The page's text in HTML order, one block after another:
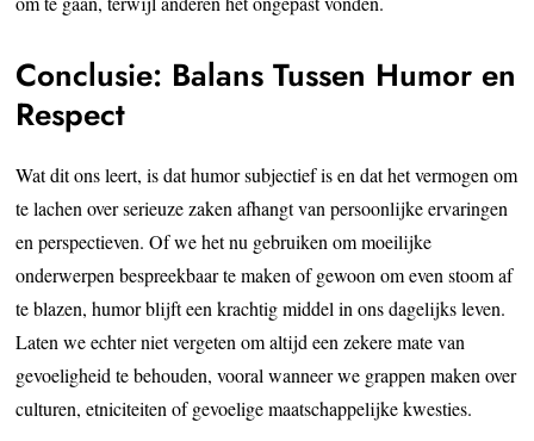
Conclusie: Balans Tussen Humor en
Respect
Wat dit ons leert, is dat humor subjectief is en dat het vermogen om
te lachen over serieuze zaken afhangt van persoonlijke ervaringen
en perspectieven. Of we het nu gebruiken om moeilijke
onderwerpen bespreekbaar te maken of gewoon om even stoom af
te blazen, humor blijft een krachtig middel in ons dagelijks leven.
Laten we echter niet vergeten om altijd een zekere mate van
gevoeligheid te behouden, vooral wanneer we grappen maken over
culturen, etniciteiten of gevoelige maatschappelijke kwesties.